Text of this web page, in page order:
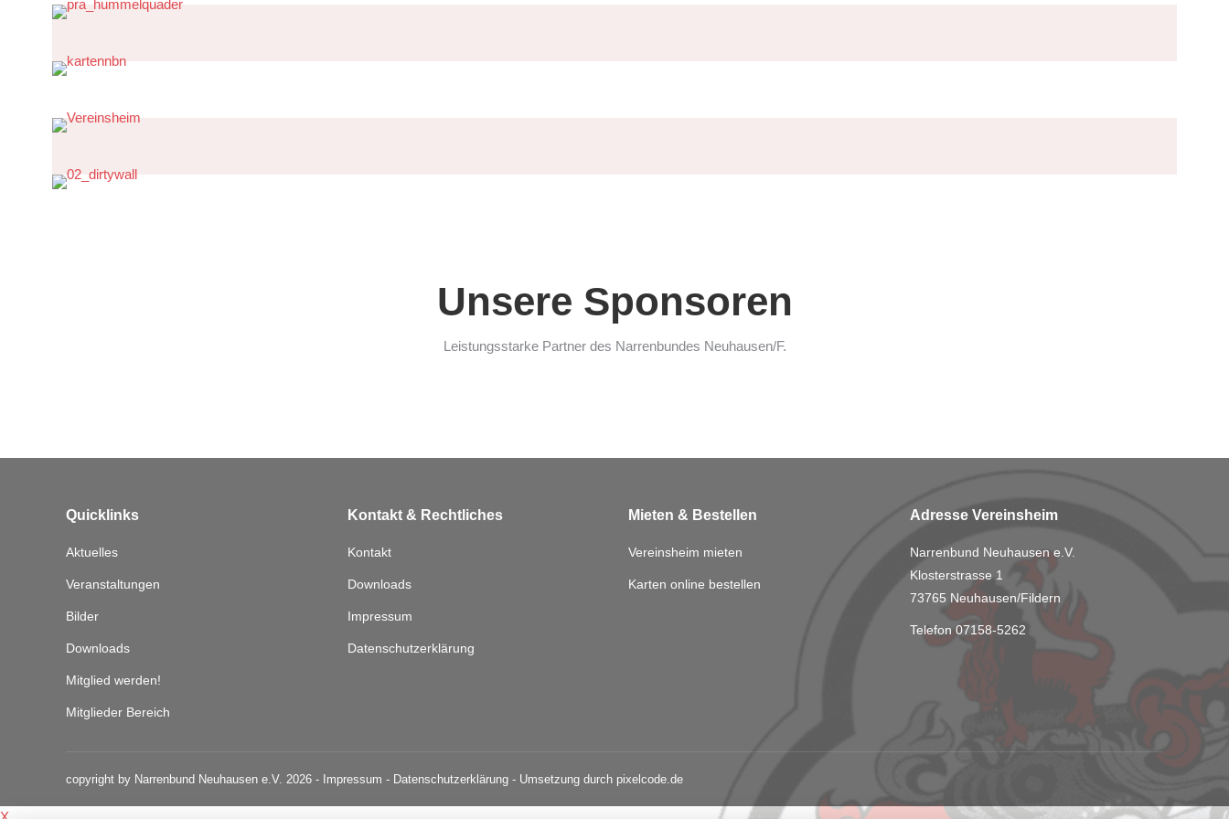
Unsere Sponsoren
Leistungsstarke Partner des Narrenbundes Neuhausen/F.
Quicklinks
Aktuelles
Veranstaltungen
Bilder
Downloads
Mitglied werden!
Mitglieder Bereich
Kontakt & Rechtliches
Kontakt
Downloads
Impressum
Datenschutzerklärung
Mieten & Bestellen
Vereinsheim mieten
Karten online bestellen
Adresse Vereinsheim
Narrenbund Neuhausen e.V.
Klosterstrasse 1
73765 Neuhausen/Fildern
Telefon 07158-5262
copyright by Narrenbund Neuhausen e.V. 2026 - Impressum - Datenschutzerklärung - Umsetzung durch pixelcode.de